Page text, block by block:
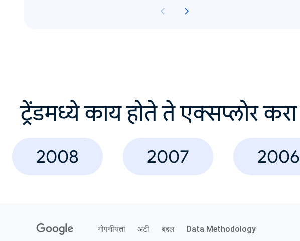
ट्रेंडमध्ये काय होते ते एक्सप्लोर करा
2008 2007 2006
गोपनीयता अटी बद्दल Data Methodology